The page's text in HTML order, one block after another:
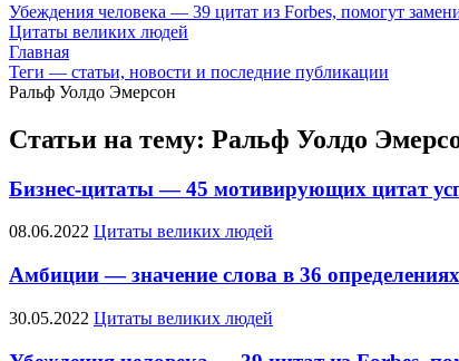
Убеждения человека — 39 цитат из Forbes, помогут
Цитаты великих людей
Главная
Теги — статьи, новости и последние публикации
Ральф Уолдо Эмерсон
Статьи на тему: Ральф Уолдо
Бизнес-цитаты — 45 мотивирующих цитат
08.06.2022 Цитаты великих людей
Амбиции — значение слова в 36
30.05.2022 Цитаты великих людей